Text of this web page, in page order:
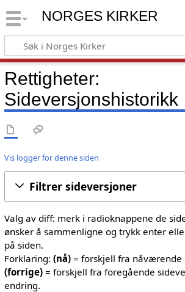
NORGES KIRKER
Rettigheter:
Sideversjonshistorikk
Vis logger for denne siden
Filtrer sideversjoner
Valg av diff: merk i radioknappene de
ønsker å sammenligne og trykk enter
på siden.
Forklaring: (nå)= forskjell fra nåværende
(forrige)= forskjell fra foregående
endring.